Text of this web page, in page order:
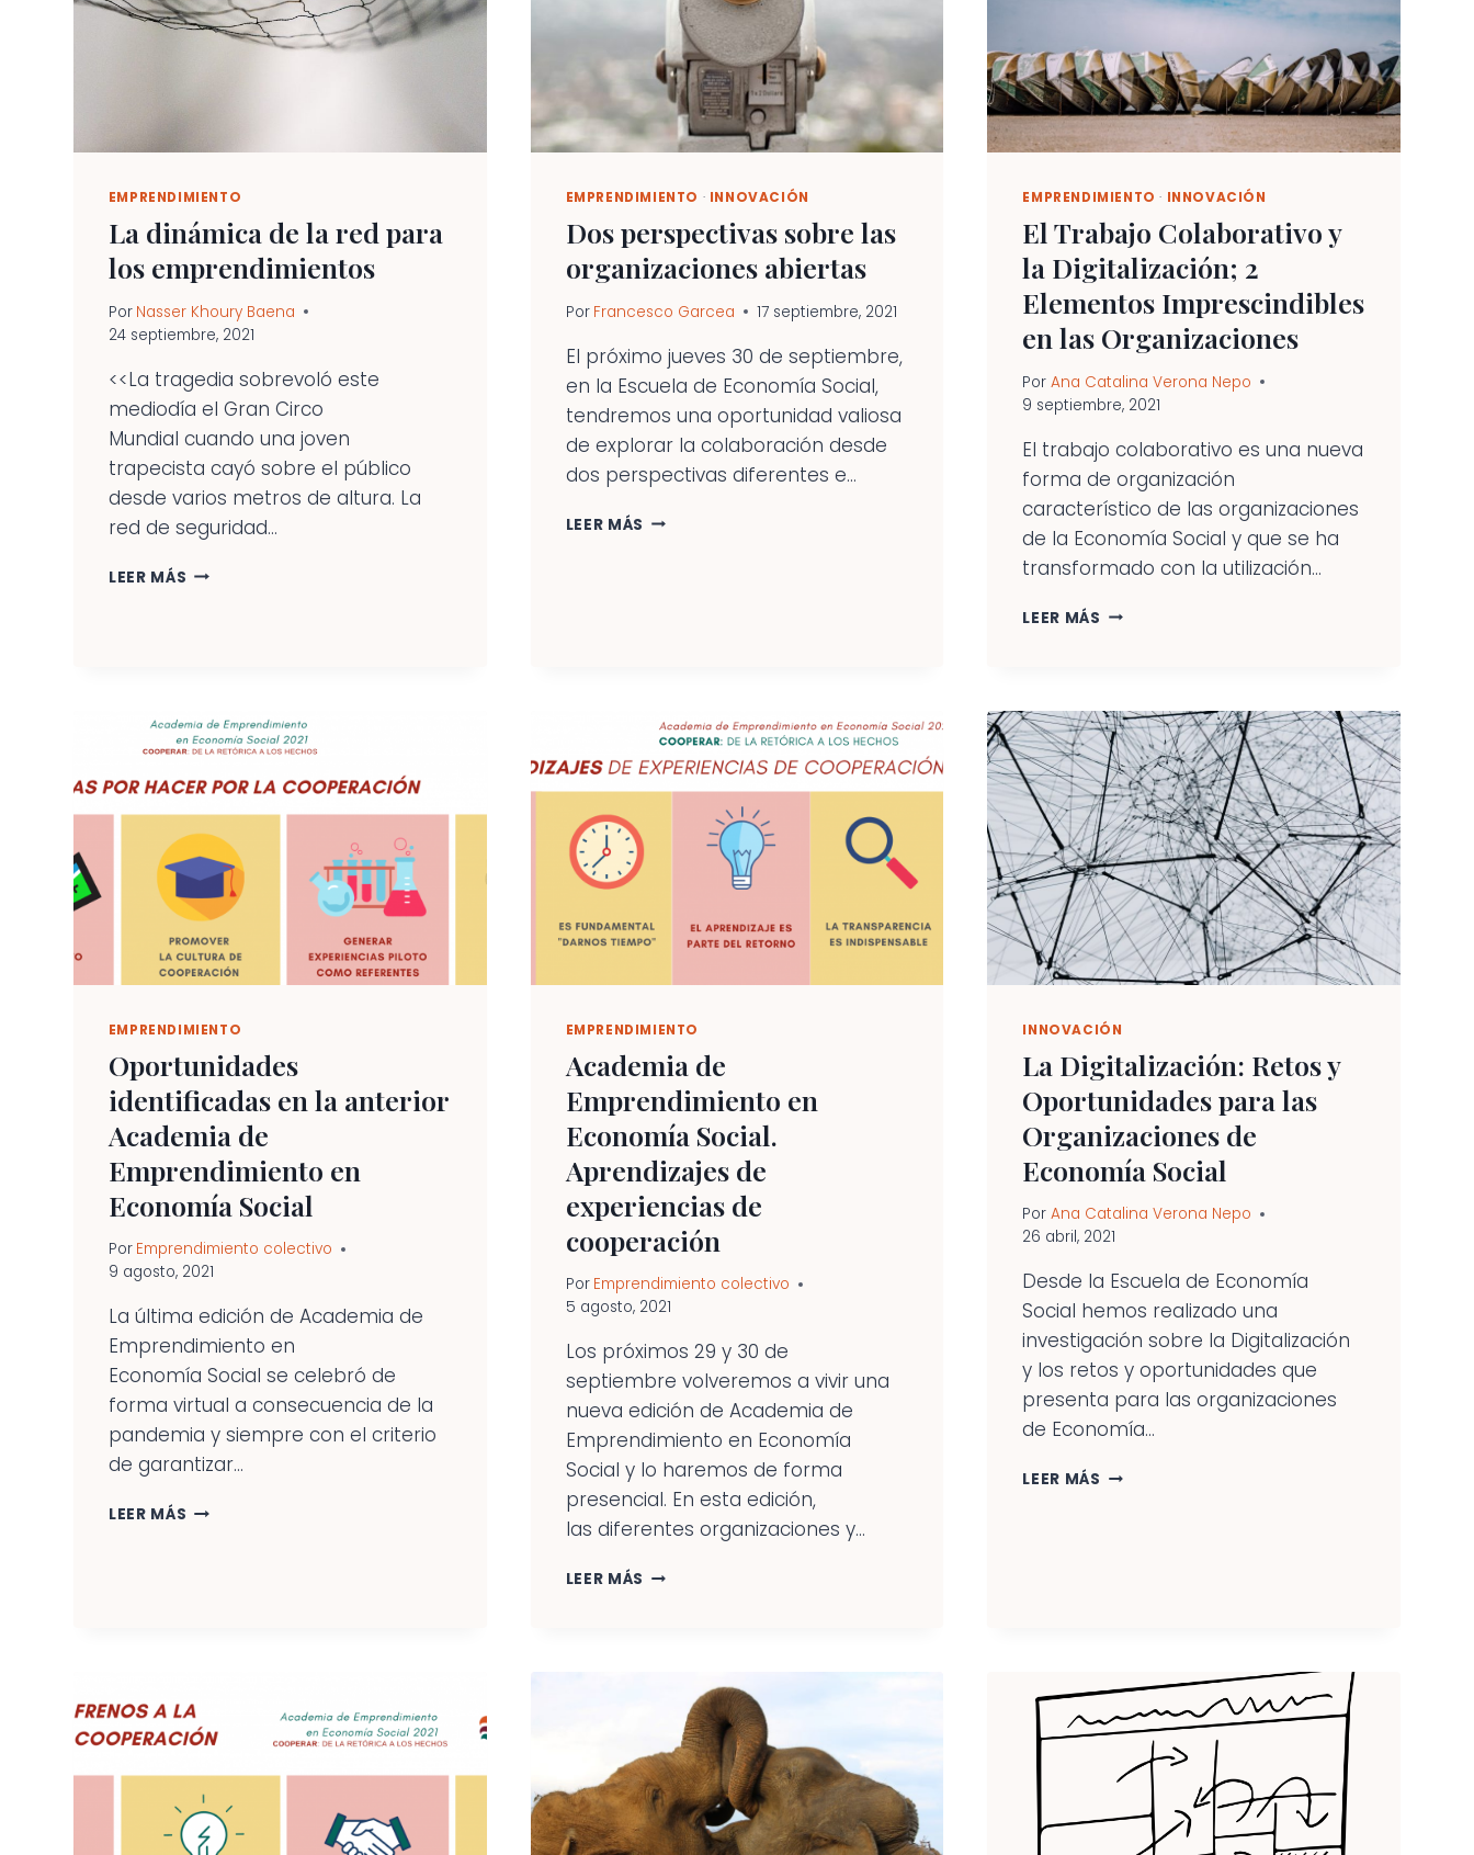
EMPRENDIMIENTO
La dinámica de la red para
los emprendimientos
Por Nasser Khoury Baena
24 septiembre, 2021
<<La tragedia sobrevoló este
mediodía el Gran Circo
Mundial cuando una joven
trapecista cayó sobre el público
desde varios metros de altura. La
red de seguridad...
LEER MÁS LA
EMPRENDIMIENTOS
EMPRENDIMIENTO · INNOVACIÓN
Dos perspectivas sobre las
organizaciones abiertas
Por Francesco Garcea 17 septiembre, 2021
El próximo jueves 30 de septiembre,
en la Escuela de Economía Social,
tendremos una oportunidad valiosa
de explorar la colaboración desde
dos perspectivas diferentes e...
LEER MÁS DOS
EMPRENDIMIENTO · INNOVACIÓN
El Trabajo Colaborativo y
la Digitalización; 2
Elementos Imprescindibles
en las Organizaciones
Por Ana Catalina Verona Nepo
9 septiembre, 2021
El trabajo colaborativo es una nueva
forma de organización
característico de las organizaciones
de la Economía Social y que se ha
transformado con la utilización...
LEER MÁS EL
DIGITALIZACIÓN;
2
ELEMENTOS
IMPRESCINDIBLES
EN
LAS
ORGANIZACIONES
EMPRENDIMIENTO
Oportunidades
identificadas en la anterior
Academia de
Emprendimiento en
Economía Social
Por Emprendimiento colectivo
9 agosto, 2021
La última edición de Academia de
Emprendimiento en
Economía Social se celebró de
forma virtual a consecuencia de la
pandemia y siempre con el criterio
de garantizar...
LEER MÁS OPORTUNIDADES
ECONOMÍA
SOCIAL
EMPRENDIMIENTO
Academia de
Emprendimiento en
Economía Social.
Aprendizajes de
experiencias de
cooperación
Por Emprendimiento colectivo
5 agosto, 2021
Los próximos 29 y 30 de
septiembre volveremos a vivir una
nueva edición de Academia de
Emprendimiento en Economía
Social y lo haremos de forma
presencial. En esta edición,
las diferentes organizaciones y...
LEER MÁS ACADEMIA
SOCIAL.
APRENDIZAJES
EXPERIENCIAS
DE
COOPERACIÓN
INNOVACIÓN
La Digitalización: Retos y
Oportunidades para las
Organizaciones de
Economía Social
Por Ana Catalina Verona Nepo
26 abril, 2021
Desde la Escuela de Economía
Social hemos realizado una
investigación sobre la Digitalización
y los retos y oportunidades que
presenta para las organizaciones
de Economía...
LEER MÁS LA
ECONOMÍA
SOCIAL